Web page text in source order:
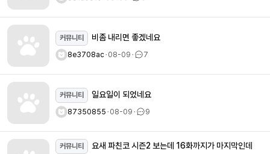
커뮤니티 비좀 내리면 좋겠네요
8e3708acㆍ08-09ㆍ 7
커뮤니티 일요일이 되었네요
87350855ㆍ08-09ㆍ 9
커뮤니티